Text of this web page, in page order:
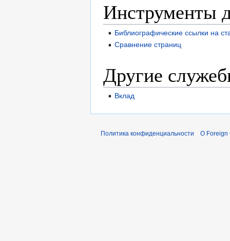
Инструменты
Библиографические ссылки на
Сравнение страниц
Другие
Вклад
Политика конфиденциальности О Foreign